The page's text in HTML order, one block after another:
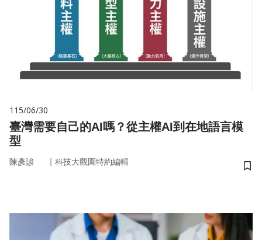
115/06/30
臺灣需要自己的AI嗎？從主權AI到在地語言模
型
陳彥諺 ｜ 科技大觀園特約編輯
儲